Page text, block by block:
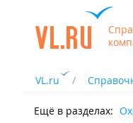
VL.ru
Ещё в разделах: